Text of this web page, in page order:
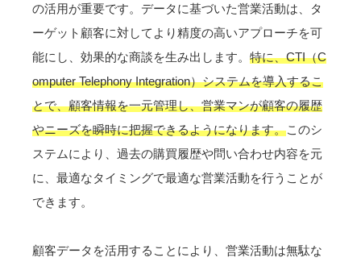
の活用が重要です。データに基づいた営業活動は、タ
ーゲット顧客に対してより精度の高いアプローチを可
能にし、効果的な商談を生み出します。 特に、CTI（C
omputer Telephony Integration）システムを導入するこ
とで、顧客情報を一元管理し、営業マンが顧客の履歴
やニーズを瞬時に把握できるようになります。このシ
ステムにより、過去の購買履歴や問い合わせ内容を元
に、最適なタイミングで最適な営業活動を行うことが
できます。
顧客データを活用することにより、営業活動は無駄な